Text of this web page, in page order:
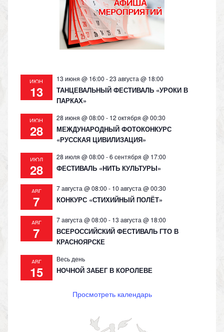
s
ni
ki
p k
ИЮН
13
13 июня @ 16:00 -23 августа @ 18:00
ТАНЦЕВАЛЬНЫЙ ФЕСТИВАЛЬ «УРОКИ В
ПАРКАХ»
ИЮН
28
28 июня @ 08:00 - 12 октября @ 00:30
МЕЖДУНАРОДНЫЙ ФОТОКОНКУРС
«РУССКАЯ ЦИВИЛИЗАЦИЯ»
ИЮЛ
28
28 июля @ 08:00 -6 сентября @ 17:00
ФЕСТИВАЛЬ «НИТЬ КУЛЬТУРЫ»
АВГ
7
7 августа @ 08:00 - 10 августа @ 00:30
КОНКУРС «СТИХИЙНЫЙ ПОЛЁТ»
АВГ
7
7 августа @ 08:00 - 13 августа @ 18:00
ВСЕРОССИЙСКИЙ ФЕСТИВАЛЬ ГТО В
КРАСНОЯРСКЕ
АВГ
15
Весь день
НОЧНОЙ ЗАБЕГ В КОРОЛЕВЕ
Просмотреть календарь